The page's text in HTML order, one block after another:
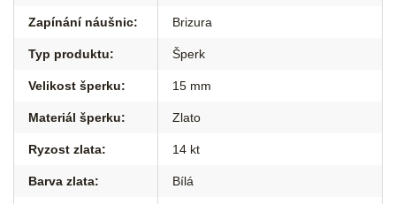
Zapínání náušnic: Brizura
Typ produktu: Šperk
Velikost šperku: 15 mm
Materiál šperku: Zlato
Ryzost zlata: 14 kt
Barva zlata: Bílá